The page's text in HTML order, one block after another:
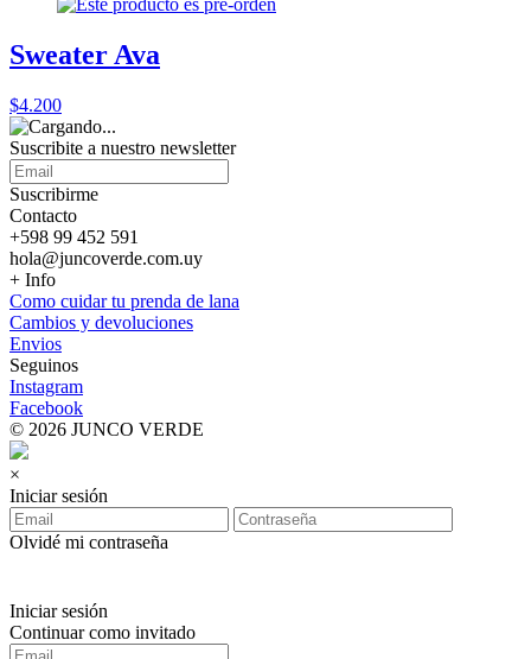
Sweater Ava
$4.200
Suscribite a nuestro newsletter
Suscribirme
Contacto
+598 99 452 591
hola@juncoverde.com.uy
+ Info
Como cuidar tu prenda de lana
Cambios y devoluciones
Envios
Seguinos
Instagram
Facebook
© 2026 JUNCO VERDE
×
Iniciar sesión
Olvidé mi contraseña
Iniciar sesión
Continuar como invitado